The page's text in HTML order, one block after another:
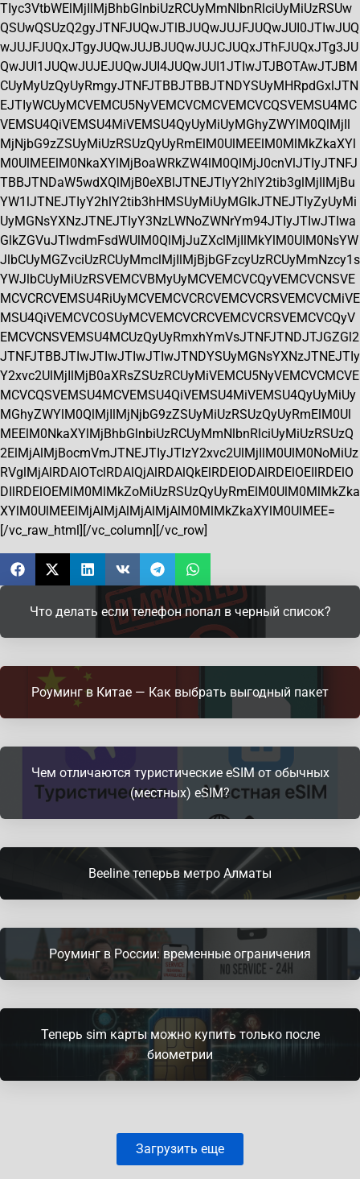
TIyc3VtbWElMjIlMjBhbGlnbiUzRCUyMmNlbnRlciUyMiUzRSUw
QSUwQSUzQ2gyJTNFJUQwJTlBJUQwJUJFJUQwJUI0JTIwJUQ
wJUJFJUQxJTgyJUQwJUJBJUQwJUJCJUQxJThFJUQxJTg3JU
QwJUI1JUQwJUJEJUQwJUI4JUQwJUI1JTIwJTJBOTAwJTJBM
CUyMyUzQyUyRmgyJTNFJTBBJTBBJTNDYSUyMHRpdGxlJTN
EJTIyWCUyMCVEMCU5NyVEMCVCMCVEMCVCQSVEMSU4MC
VEMSU4QiVEMSU4MiVEMSU4QyUyMiUyMGhyZWYlM0QlMjIl
MjNjbG9zZSUyMiUzRSUzQyUyRmElM0UlMEElM0MlMkZkaXYl
M0UlMEElM0NkaXYlMjBoaWRkZW4lM0QlMjJ0cnVlJTIyJTNFJ
TBBJTNDaW5wdXQlMjB0eXBlJTNEJTIyY2hlY2tib3glMjIlMjBu
YW1lJTNEJTIyY2hlY2tib3hHMSUyMiUyMGlkJTNEJTIyZyUyMi
UyMGNsYXNzJTNEJTIyY3NzLWNoZWNrYm94JTIyJTIwJTIwa
GlkZGVuJTIwdmFsdWUlM0QlMjJuZXclMjIlMkYlM0UlM0NsYW
JlbCUyMGZvciUzRCUyMmclMjIlMjBjbGFzcyUzRCUyMmNzcy1s
YWJlbCUyMiUzRSVEMCVBMyUyMCVEMCVCQyVEMCVCNSVE
MCVCRCVEMSU4RiUyMCVEMCVCRCVEMCVCRSVEMCVCMiVE
MSU4QiVEMCVCOSUyMCVEMCVCRCVEMCVCRSVEMCVCQyV
EMCVCNSVEMSU4MCUzQyUyRmxhYmVsJTNFJTNDJTJGZGl2
JTNFJTBBJTIwJTIwJTIwJTIwJTNDYSUyMGNsYXNzJTNEJTIy
Y2xvc2UlMjIlMjB0aXRsZSUzRCUyMiVEMCU5NyVEMCVCMCVE
MCVCQSVEMSU4MCVEMSU4QiVEMSU4MiVEMSU4QyUyMiUy
MGhyZWYlM0QlMjIlMjNjbG9zZSUyMiUzRSUzQyUyRmElM0Ul
MEElM0NkaXYlMjBhbGlnbiUzRCUyMmNlbnRlciUyMiUzRSUzQ
2ElMjAlMjBocmVmJTNEJTIyJTIzY2xvc2UlMjIlM0UlM0NoMiUz
RVglMjAlRDAlOTclRDAlQjAlRDAlQkElRDElODAlRDElOEIlRDElO
DIlRDElOEMlM0MlMkZoMiUzRSUzQyUyRmElM0UlM0MlMkZka
XYlM0UlMEElMjAlMjAlMjAlMjAlM0MlMkZkaXYlM0UlMEE=
[/vc_raw_html][/vc_column][/vc_row]
Что делать если телефон попал в черный список?
Роуминг в Китае — Как выбрать выгодный пакет
Чем отличаются туристические eSIM от обычных
(местных) eSIM?
Beeline теперьв метро Алматы
Роуминг в России: временные ограничения
Теперь sim карты можно купить только после
биометрии
Загрузить еще